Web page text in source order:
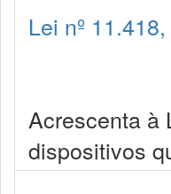
Lei nº
Acrescenta à
dispositivos